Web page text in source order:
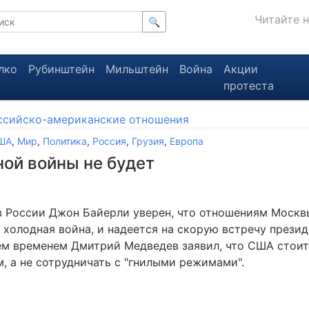
🔍 Читайте
Рубинштейн Мильштейн Война
Акции
протеста
американские отношения
, Мир, Политика, Россия, Грузия, Европа
войны не будет
Джон Байерли уверен, что отношениям
холодная война, и надеется на скорую встречу
временем Дмитрий Медведев заявил, что США
а не сотрудничать с "гнилыми режимами".